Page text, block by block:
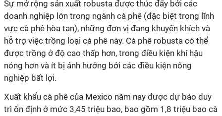
Sự mở rộng sản xuất robusta được thúc đẩy bởi các
doanh nghiệp lớn trong ngành cà phê (đặc biệt trong lĩnh
vực cà phê hòa tan), những đơn vị đang khuyến khích và
hỗ trợ việc trồng loại cà phê này. Cà phê robusta có thể
được trồng ở độ cao thấp hơn, trong điều kiện khí hậu
nóng hơn và ít bị ảnh hưởng bởi các điều kiện nông
nghiệp bất lợi.
Xuất khẩu cà phê của Mexico năm nay được dự báo duy
trì ổn định ở mức 3,45 triệu bao, bao gồm 1,8 triệu bao cà